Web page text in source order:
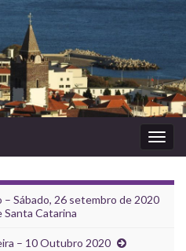
Sábado, 26 setembro de 2020
Santa Catarina
– 10 Outubro 2020